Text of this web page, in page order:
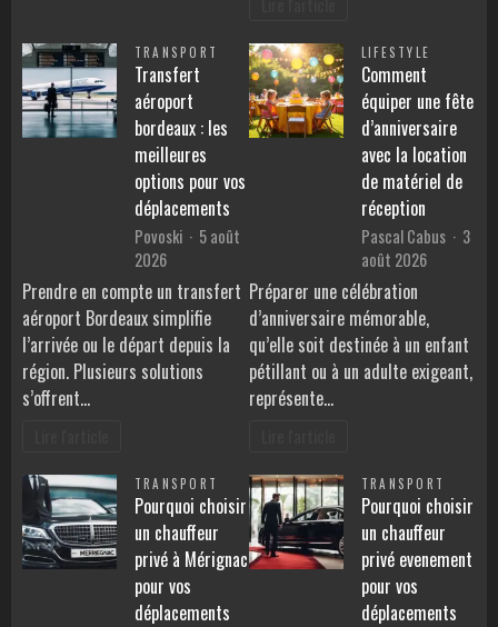
TRANSPORT
Transfert
aéroport
bordeaux : les
meilleures
options pour vos
déplacements
Povoski
5 août
2026
Prendre en compte un transfert
aéroport Bordeaux simplifie
l’arrivée ou le départ depuis la
région. Plusieurs solutions
s’offrent…
LIFESTYLE
Comment
équiper une fête
d’anniversaire
avec la location
de matériel de
réception
Pascal Cabus
3
août 2026
Préparer une célébration
d’anniversaire mémorable,
qu’elle soit destinée à un enfant
pétillant ou à un adulte exigeant,
représente…
TRANSPORT
Pourquoi choisir
un chauffeur
privé à Mérignac
pour vos
déplacements
TRANSPORT
Pourquoi choisir
un chauffeur
privé evenement
pour vos
déplacements